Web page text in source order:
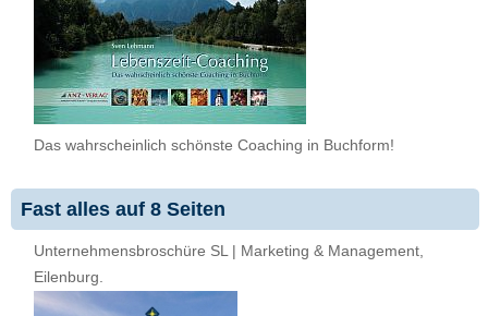
Das wahrscheinlich schönste Coaching in Buchform!
Fast alles auf 8 Seiten
Unternehmensbroschüre SL | Marketing & Management,
Eilenburg.